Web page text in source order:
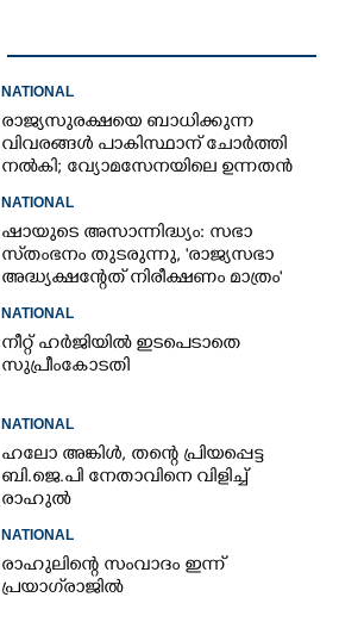
NATIONAL
രാജ്യസുരക്ഷയെ ബാധിക്കുന്ന
വിവരങ്ങൾ പാകിസ്ഥാന് ചോ‌ർത്തി
നൽകി; വ്യോമസേനയിലെ ഉന്നതൻ
അറസ്റ്റിൽ
NATIONAL
ഷായുടെ അസാന്നിദ്ധ്യം: സഭാ
സ്‌തംഭനം തുടരുന്നു, 'രാജ്യസഭാ
അദ്ധ്യക്ഷന്റേത് നിരീക്ഷണം മാത്രം'
NATIONAL
നീറ്റ് ഹർജിയിൽ ഇടപെടാതെ
സുപ്രീംകോടതി
NATIONAL
ഹലോ അങ്കിൾ,​ തന്റെ പ്രിയപ്പെട്ട
ബി.ജെ.പി നേതാവിനെ വിളിച്ച്
രാഹുൽ
NATIONAL
രാഹുലിന്റെ സംവാദം ഇന്ന്
പ്രയാഗ്‌രാജിൽ